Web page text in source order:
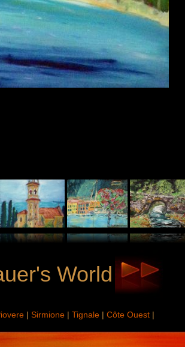
World
|Sirmione |Tignale |Côte Ouest |